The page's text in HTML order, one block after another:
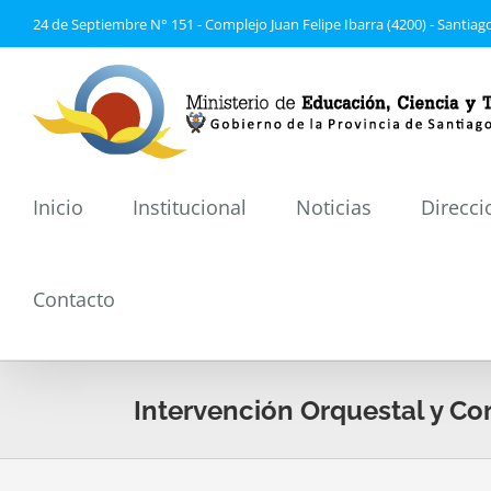
al
24 de Septiembre N° 151 - Complejo Juan Felipe Ibarra (4200) -
Inicio Institucional Noticias
Contacto
Intervención Orquestal y